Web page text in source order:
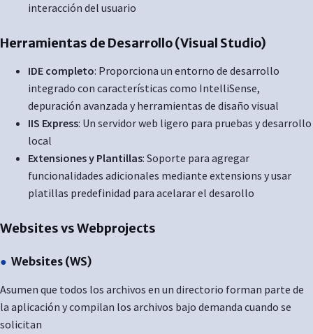
interacción del usuario
Herramientas de Desarrollo (Visual Studio)
IDE completo: Proporciona un entorno de desarrollo
integrado con características como IntelliSense,
depuración avanzada y herramientas de disaño visual
IIS Express: Un servidor web ligero para pruebas y desarrollo
local
Extensiones y Plantillas: Soporte para agregar
funcionalidades adicionales mediante extensions y usar
platillas predefinidad para acelarar el desarollo
Websites vs Webprojects
Websites (WS)
Asumen que todos los archivos en un directorio forman parte de
la aplicación y compilan los archivos bajo demanda cuando se
solicitan